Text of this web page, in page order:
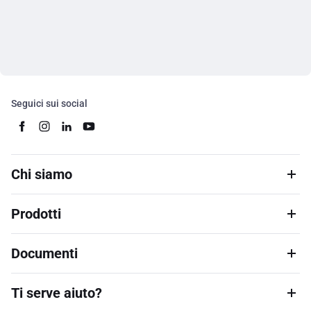
Seguici sui social
Chi siamo
Prodotti
Documenti
Ti serve aiuto?